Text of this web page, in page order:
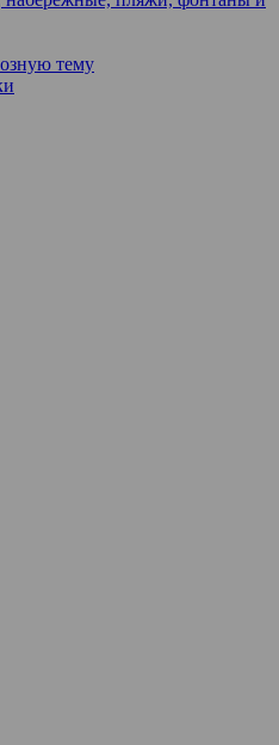
тему